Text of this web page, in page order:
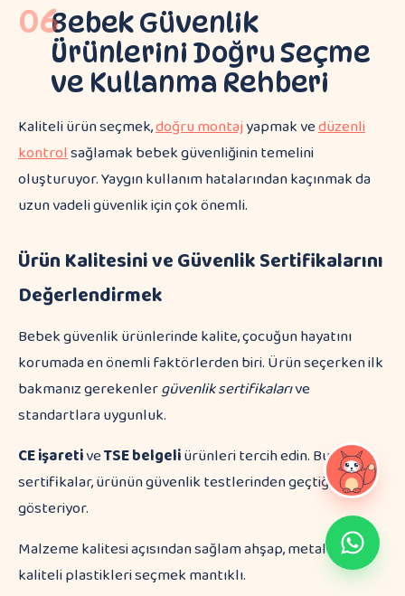
06Bebek Güvenlik
Ürünlerini Doğru Seçme
ve Kullanma Rehberi
Kaliteli ürün seçmek,doğru montajyapmak vedüzenli
kontrolsağlamak bebek güvenliğinin temelini
oluşturuyor. Yaygın kullanım hatalarından kaçınmak da
uzun vadeli güvenlik için çok önemli.
Ürün Kalitesini ve Güvenlik Sertifikalarını
Değerlendirmek
Bebek güvenlik ürünlerinde kalite, çocuğun hayatını
korumada en önemli faktörlerden biri. Ürün seçerken ilk
bakmanız gerekenlergüvenlik sertifikalarıve
standartlara uygunluk.
CE işaretiveTSE belgeliürünleri tercih edin. Bu
sertifikalar, ürünün güvenlik testlerinden geçtiğini
gösteriyor.
Malzeme kalitesi açısından sağlam ahşap, metal veya
kaliteli plastikleri seçmek mantıklı.